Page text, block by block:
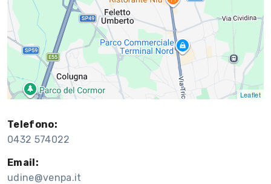
Leaflet
Telefono:
0432 574022
Email:
udine@venpa.it